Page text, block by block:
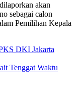
akan
sebagai calon
Pemilihan Kepala
Tenggat Waktu